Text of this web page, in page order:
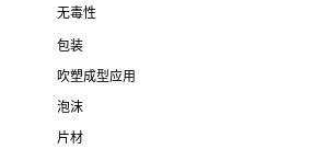
无毒性
包装
吹塑成型应用
泡沫
片材